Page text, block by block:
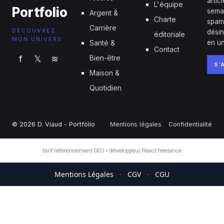
Portfolio
DÉCOUVREZ
MON UNIVERS
f 𝕏 ≋
Argent &
Carrière
Santé &
Bien-être
Maison &
Quotidien
L'équipe
Charte
éditoriale
Contact
en
© 2026 D. Viaud - Portfolio Mentions légales Confidentialité
tarif référencement SEO • développeur React freelance
Mentions Légales · CGV · CGU